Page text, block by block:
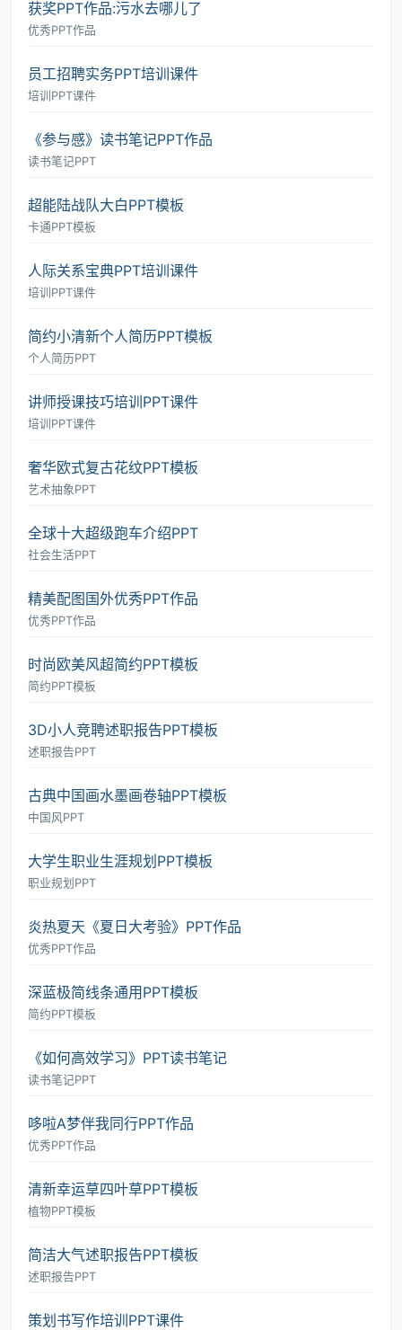
获奖PPT作品:污水去哪儿了
优秀PPT作品
员工招聘实务PPT培训课件
培训PPT课件
《参与感》读书笔记PPT作品
读书笔记PPT
超能陆战队大白PPT模板
卡通PPT模板
人际关系宝典PPT培训课件
培训PPT课件
简约小清新个人简历PPT模板
个人简历PPT
讲师授课技巧培训PPT课件
培训PPT课件
奢华欧式复古花纹PPT模板
艺术抽象PPT
全球十大超级跑车介绍PPT
社会生活PPT
精美配图国外优秀PPT作品
优秀PPT作品
时尚欧美风超简约PPT模板
简约PPT模板
3D小人竞聘述职报告PPT模板
述职报告PPT
古典中国画水墨画卷轴PPT模板
中国风PPT
大学生职业生涯规划PPT模板
职业规划PPT
炎热夏天《夏日大考验》PPT作品
优秀PPT作品
深蓝极简线条通用PPT模板
简约PPT模板
《如何高效学习》PPT读书笔记
读书笔记PPT
哆啦A梦伴我同行PPT作品
优秀PPT作品
清新幸运草四叶草PPT模板
植物PPT模板
简洁大气述职报告PPT模板
述职报告PPT
策划书写作培训PPT课件